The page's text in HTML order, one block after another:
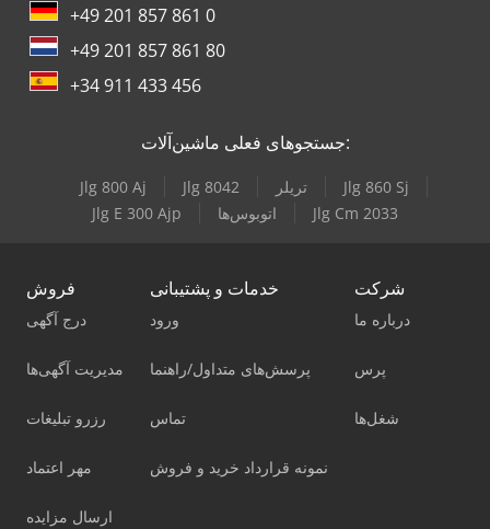
+49 201 857 861 0
+49 201 857 861 80
+34 911 433 456
جستجوهای فعلی ماشین‌آلات:
Jlg 800 Aj Jlg 8042 تریلر
Jlg 860 Sj
Jlg E 300 Ajp
اتوبوس‌ها Jlg Cm 2033
فروش
درج آگهی
مدیریت آگهی‌ها
رزرو تبلیغات
مهر اعتماد
ارسال مزایده
خدمات و پشتیبانی
ورود
پرسش‌های متداول/راهنما
تماس
نمونه قرارداد خرید و فروش
شرکت
درباره ما
پرس
شغل‌ها